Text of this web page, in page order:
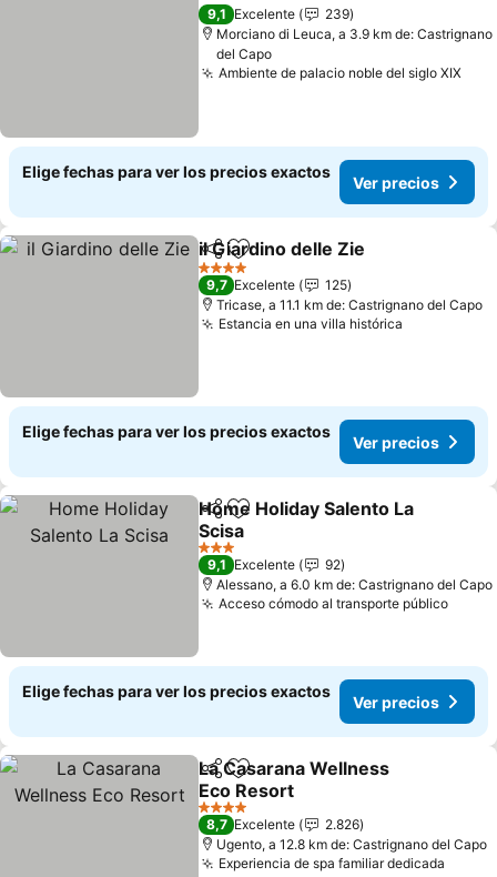
9,1 Excelente
239
Morciano di Leuca, a 3.9 km de: Castrignano
del Capo
Ambiente de palacio noble del siglo XIXVer
Elige fechas para ver los precios exactos
Ver precios
CompartirAgregar a favoritos
il Giardino delle Zie
4 Estrellas
9,7 Excelente
125
Tricase, a 11.1 km de: Castrignano del Capo
Estancia en una villa histórica
Elige fechas para ver los precios exactos
Ver precios
CompartirAgregar a favoritos
Home Holiday Salento La
Scisa
Ver precios
3 Estrellas
9,1 Excelente
92
Alessano, a 6.0 km de: Castrignano del Capo
Acceso cómodo al transporte públicoVer
Elige fechas para ver los precios exactos
Ver precios
CompartirAgregar a favoritos
La Casarana Wellness
Eco Resort
Ver precios
4 Estrellas
8,7 Excelente
2.826
Ugento, a 12.8 km de: Castrignano del Capo
Experiencia de spa familiar dedicada